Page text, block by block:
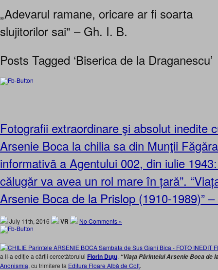
„Adevarul ramane, oricare ar fi soarta
slujitorilor sai" – Gh. I. B.
Posts Tagged ‘Biserica de la Draganescu’
Fotografii extraordinare şi absolut inedite
Arsenie Boca la chilia sa din Munţii
informativă a Agentului 002, din iulie
călugăr va avea un rol mare în țară”.
Arsenie Boca de la Prislop (1910-1989)”
July 11th, 2016 VR No Comments »
a II-a ediţie a cărţii cercetătorului Florin Duţu, “Viața Părintelui Arsenie Boca de
Anonismia, cu trimitere la Editura Floare Albă de Colţ.